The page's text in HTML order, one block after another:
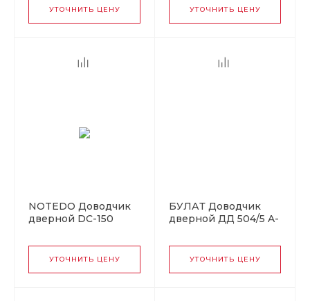
УТОЧНИТЬ ЦЕНУ бронза (10)
УТОЧНИТЬ ЦЕНУ
NOTEDO Доводчик
дверной DC-150
WHITE 100-150кг
белый (10)
УТОЧНИТЬ ЦЕНУ
БУЛАТ Доводчик
дверной ДД 504/5 A-
коричневый (10)
УТОЧНИТЬ ЦЕНУ